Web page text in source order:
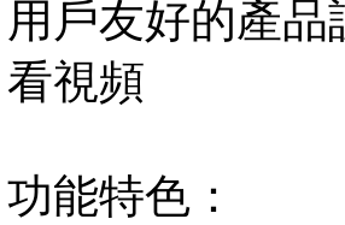
用戶友好的產
看視頻
功能特色：